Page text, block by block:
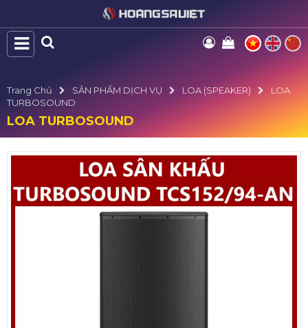
Trang Chủ SẢN PHẨM DỊCH VỤ LOA (SPEAKER)
LOA
TURBOSOUND
LOA TURBOSOUND